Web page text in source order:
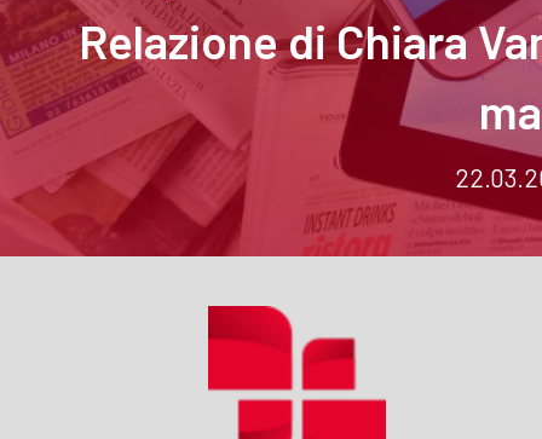
Relazione di Chiara